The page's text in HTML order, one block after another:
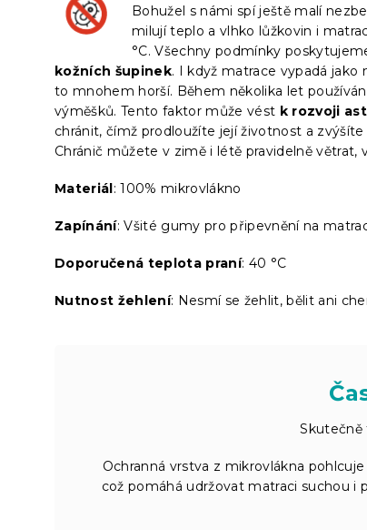
Bohužel s námi spí ještě malí
milují teplo a vlhko lůžkovin i
°C. Všechny podmínky
kožních šupinek. I když matrace vypadá jako
to mnohem horší. Během několika let
výměšků. Tento faktor může vést k rozvoji
chránit, čímž prodloužíte její životnost a
Chránič můžete v zimě i létě pravidelně
Materiál: 100% mikrovlákno
Zapínání: Všité gumy pro připevnění na
Doporučená teplota praní: 40 °C
Nutnost žehlení: Nesmí se žehlit, bělit ani
Skutečně
Ochranná vrstva z mikrovlákna
což pomáhá udržovat matraci suchou i